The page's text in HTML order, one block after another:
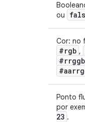
ou
Cor: no
#rgb ,
Ponto
por
23 .